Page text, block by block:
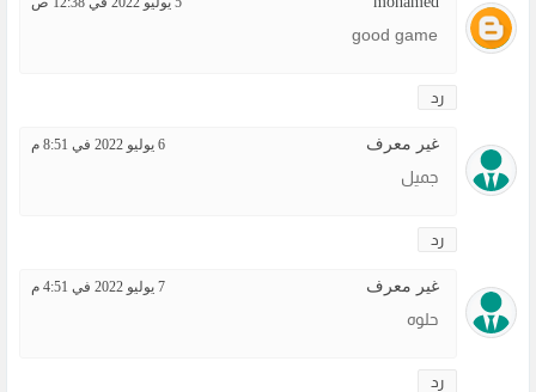
good game
رد
غير معرف 6 يوليو 2022 في 8:51 م
جميل
رد
غير معرف 7 يوليو 2022 في 4:51 م
حلوه
رد